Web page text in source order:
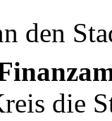
den
die